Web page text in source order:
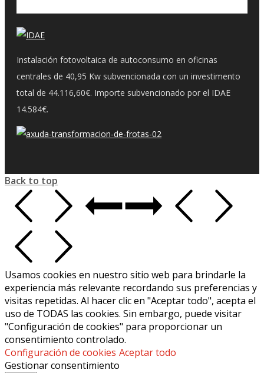
Instalación fotovoltaica de autoconsumo en oficinas
centrales de 40,95 Kw subvencionada con un investimento
total de 44.116,60€. Importe subvencionado por el IDAE
14.584€.
Back to top
Usamos cookies en nuestro sitio web para brindarle la
experiencia más relevante recordando sus preferencias y
visitas repetidas. Al hacer clic en "Aceptar todo", acepta el
uso de TODAS las cookies. Sin embargo, puede visitar
"Configuración de cookies" para proporcionar un
consentimiento controlado.
Configuración de cookies Aceptar todo
Gestionar consentimiento